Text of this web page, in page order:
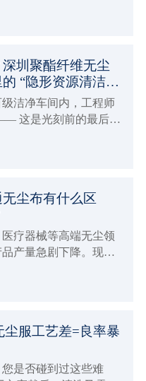
圳聚酯纤维无尘
“隐形资源清洁安
洁净车间内，工程师
这是光刻前的最后清
尘布有什么区
疗器械等高端无尘领
产量急剧下降。现在
面深圳兴业卓辉告诉
尘服工艺差=良率暴
是否碰到过这些难